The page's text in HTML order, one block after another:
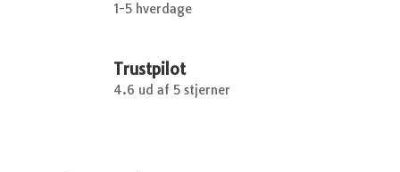
1-5 hverdage
Trustpilot
4.6 ud af 5 stjerner